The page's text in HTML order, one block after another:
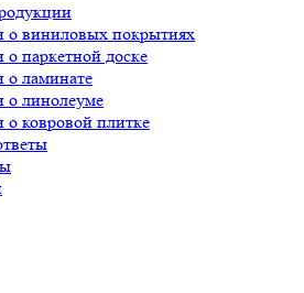
о виниловых покрытиях
о паркетной доске
о ламинате
о линолеуме
о ковровой плитке